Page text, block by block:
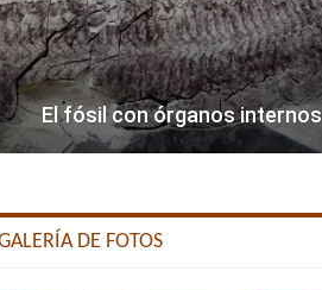
El fósil con órganos internos
DE FOTOS